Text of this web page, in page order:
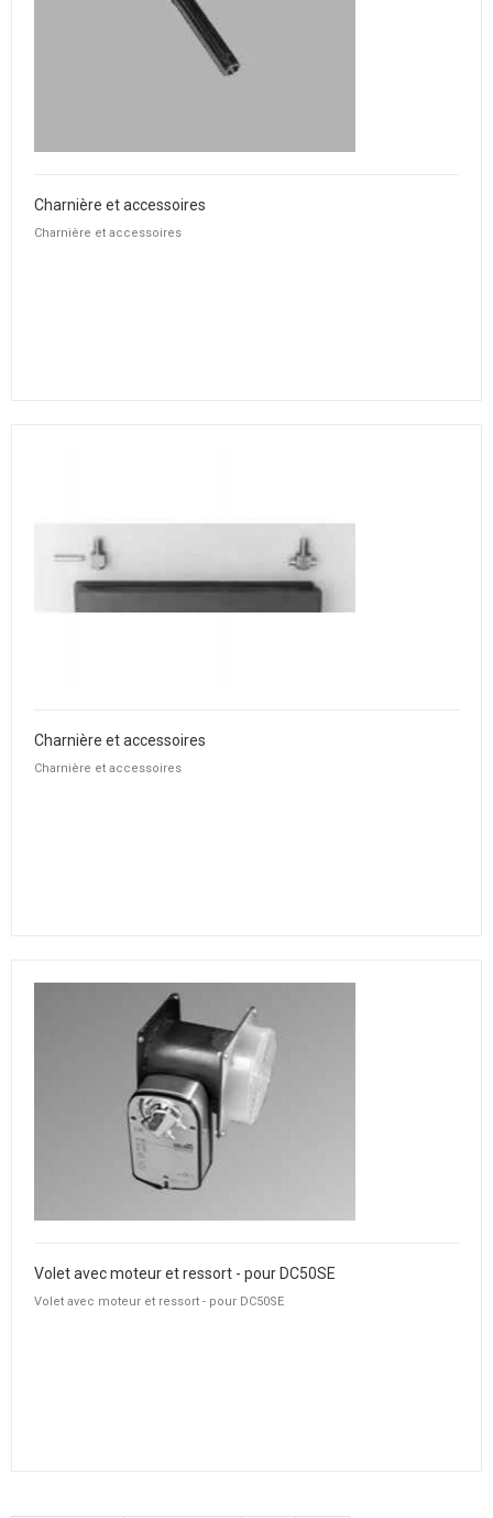
Charnière et accessoires
Charnière et accessoires
Charnière et accessoires
Charnière et accessoires
Volet avec moteur et ressort - pour DC50SE
Volet avec moteur et ressort - pour DC50SE